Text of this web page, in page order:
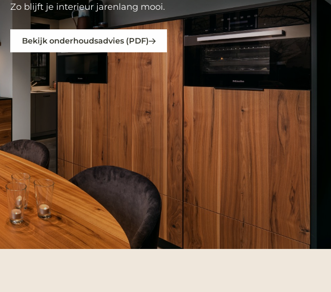
Zo blijft je interieur jarenlang mooi.
Bekijk onderhoudsadvies (PDF)